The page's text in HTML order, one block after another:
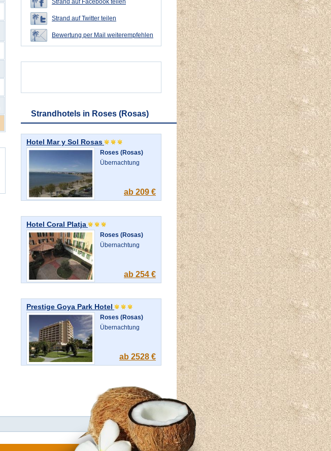
Strand auf Facebook teilen
Strand auf Twitter teilen
Bewertung per Mail weiterempfehlen
Strandhotels in Roses (Rosas)
Hotel Mar y Sol Rosas
Roses (Rosas)
Übernachtung
ab 209 €
Hotel Coral Platja
Roses (Rosas)
Übernachtung
ab 254 €
Prestige Goya Park Hotel
Roses (Rosas)
Übernachtung
ab 2528 €